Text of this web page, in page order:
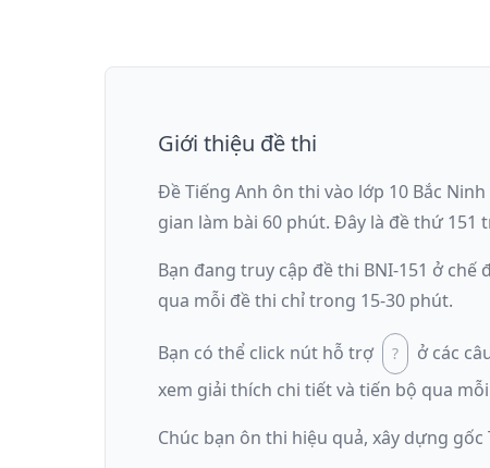
Giới thiệu đề thi
Đề Tiếng Anh ôn thi vào lớp 10 Bắc Ninh
gian làm bài 60 phút. Đây là đềthứ 151
Bạn đang truy cập đề thi BNI-151 ở chế
qua mỗi đề thi chỉ trong 15-30 phút.
Bạn có thể click nút hỗ trợ ở các
xem giải thích chi tiết và tiến bộ qua
Chúc bạn ôn thi hiệu quả, xây dựng